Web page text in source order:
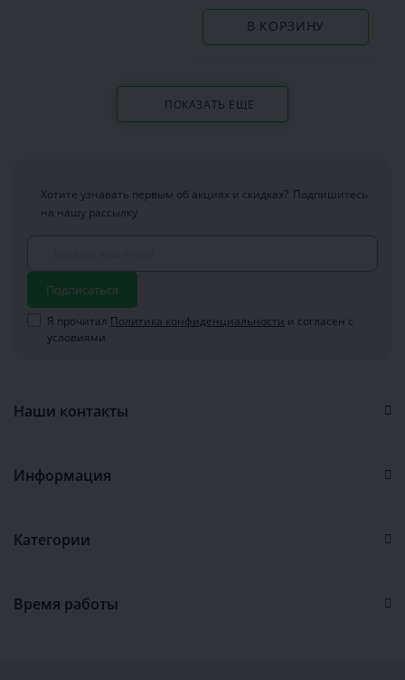
В КОРЗИНУ
ПОКАЗАТЬ ЕЩЕ
Хотите узнавать первым об акциях и скидках? Подпишитесь
на нашу рассылку
Подписаться
Я прочитал Политика конфиденциальности и согласен с
условиями
Наши контакты
Информация
Категории
Время работы